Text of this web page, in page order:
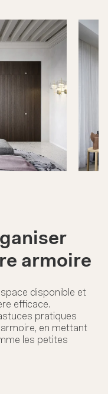
armoire
disponible et
efficace.
pratiques
en mettant
les petites